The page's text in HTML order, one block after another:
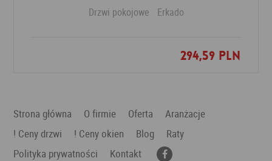
Drzwi pokojowe Erkado
294,59 PLN
Dodaj do ulubionych
Strona główna O firmie Oferta
Aranżacje
! Ceny drzwi
! Ceny okien Blog
Raty
Polityka prywatności
Kontakt